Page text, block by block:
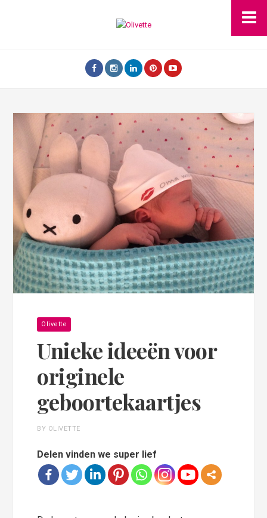
Olivette
Unieke ideeën voor
originele
geboortekaartjes
BY OLIVETTE
Delen vinden we super lief